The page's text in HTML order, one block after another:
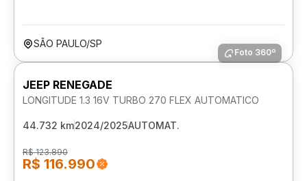
SÃO PAULO/SP
Foto 360º
JEEP RENEGADE
LONGITUDE 1.3 16V TURBO 270 FLEX AUTOMATICO
44.732 km2024/2025AUTOMAT.
R$ 123.890
R$ 116.990